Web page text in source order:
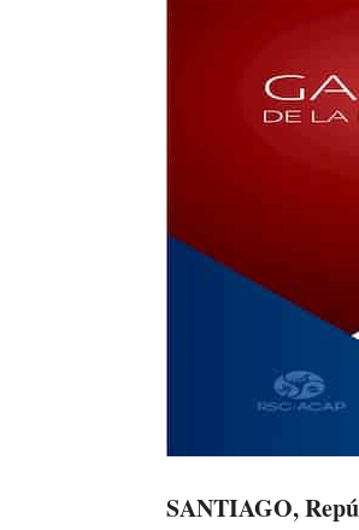
SANTIAGO,